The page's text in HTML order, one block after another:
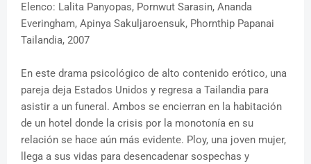
Elenco: Lalita Panyopas, Pornwut Sarasin, Ananda
Everingham, Apinya Sakuljaroensuk, Phornthip Papanai
Tailandia, 2007
En este drama psicológico de alto contenido erótico, una
pareja deja Estados Unidos y regresa a Tailandia para
asistir a un funeral. Ambos se encierran en la habitación
de un hotel donde la crisis por la monotonía en su
relación se hace aún más evidente. Ploy, una joven mujer,
llega a sus vidas para desencadenar sospechas y